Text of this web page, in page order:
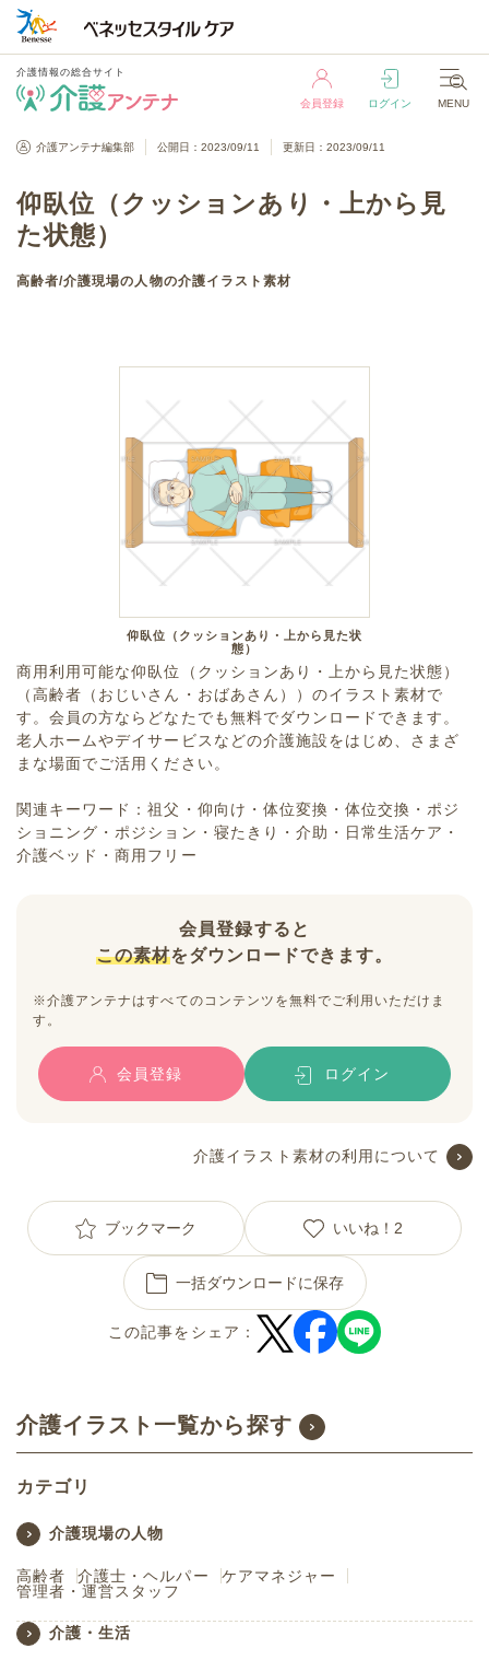
介護情報の総合サイト
会員登録 ログイン MENU
介護情報の総合サイト
介護アンテナ編集部 公開日：2023/09/11 更新日：2023/09/11
仰臥位（クッションあり・上から見
た状態）
高齢者/介護現場の人物の介護イラスト素材
仰臥位（クッションあり・上から見た状
態）
商用利用可能な仰臥位（クッションあり・上から見た状態）
（高齢者（おじいさん・おばあさん））のイラスト素材で
す。会員の方ならどなたでも無料でダウンロードできます。
老人ホームやデイサービスなどの介護施設をはじめ、さまざ
まな場面でご活用ください。
関連キーワード：祖父・仰向け・体位変換・体位交換・ポジ
ショニング・ポジション・寝たきり・介助・日常生活ケア・
介護ベッド・商用フリー
会員登録すると
この素材をダウンロードできます。
※介護アンテナはすべてのコンテンツを無料でご利用いただけま
す。
会員登録 ログイン
介護イラスト素材の利用について
ブックマーク いいね！ 2
一括ダウンロードに保存
この記事をシェア：
介護イラスト一覧から探す
カテゴリ
介護現場の人物
高齢者 介護士・ヘルパー
ケアマネジャー
管理者・運営スタッフ
介護・生活